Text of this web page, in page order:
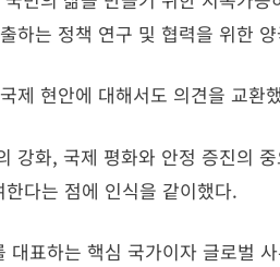
하는 정책 연구 및 협력을 위한
제 현안에 대해서도 의견을 교환
강화, 국제 평화와 안정 증진의
다는 점에 인식을 같이했다.
대표하는 핵심 국가이자 글로벌